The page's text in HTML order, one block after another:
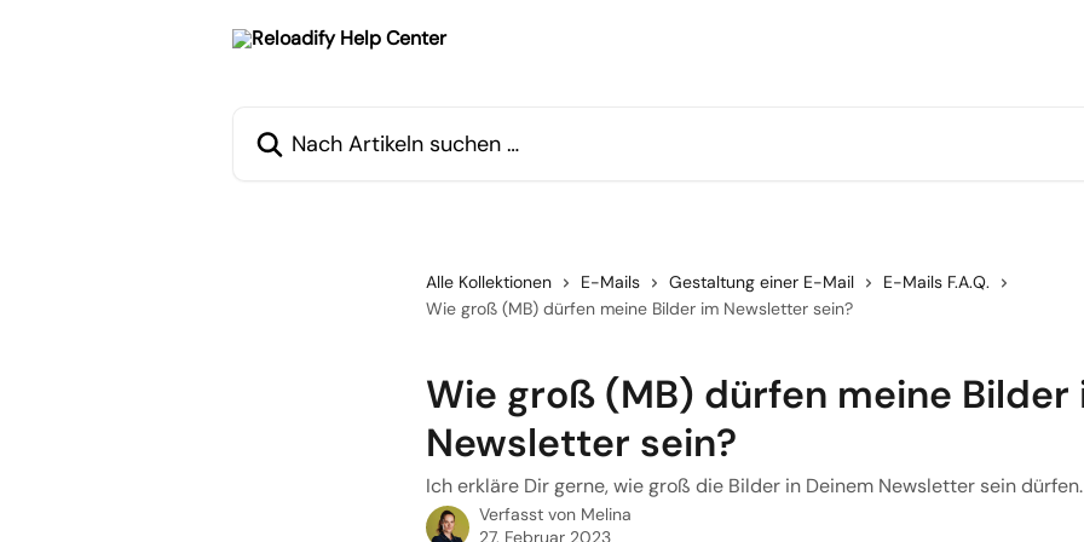
Alle Kollektionen E-Mails Gestaltung einer E-Mail
E-Mails F.A.Q.
Wie groß (MB) dürfen meine Bilder im Newsletter sein?
Wie groß (MB) dürfen meine Bilder
Newsletter sein?
Ich erkläre Dir gerne, wie groß die Bilder in Deinem Newsletter sein dürfen.
Verfasst von Melina
27. Februar 2023